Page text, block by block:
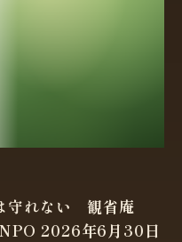
守れない 観省庵
2026年6月30日